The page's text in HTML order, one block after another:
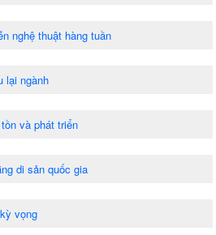
nghệ thuật hàng tuần
lại ngành
và phát triển
di sản quốc gia
vọng